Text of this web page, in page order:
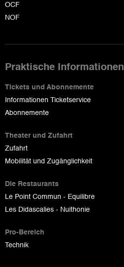
OCF
NOF
Praktische Informationen
Tickets und Abonnemente
Informationen Ticketservice
Abonnemente
Theater und Zufahrt
Zufahrt
Mobilität und Zugänglichkeit
Die Restaurants
Le Point Commun - Equilibre
Les Didascalies - Nuithonie
Pro-Bereich
Technik